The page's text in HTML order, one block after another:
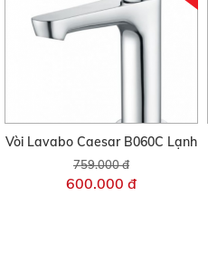
Vòi Lavabo Caesar B060C Lạnh
759.000 đ
600.000 đ